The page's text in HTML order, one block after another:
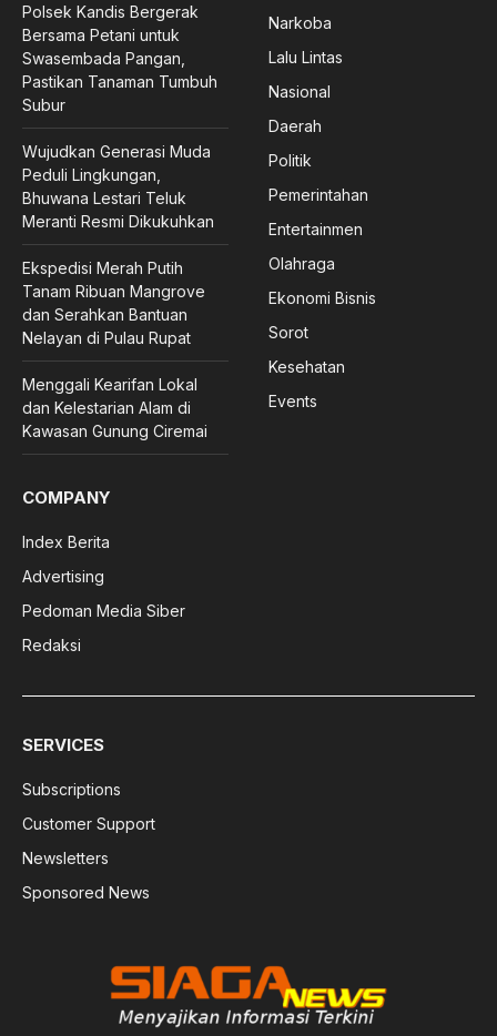
Polsek Kandis Bergerak
Bersama Petani untuk
Swasembada Pangan,
Pastikan Tanaman Tumbuh
Subur
Wujudkan Generasi Muda
Peduli Lingkungan,
Bhuwana Lestari Teluk
Meranti Resmi Dikukuhkan
Ekspedisi Merah Putih
Tanam Ribuan Mangrove
dan Serahkan Bantuan
Nelayan di Pulau Rupat
Menggali Kearifan Lokal
dan Kelestarian Alam di
Kawasan Gunung Ciremai
Narkoba
Lalu Lintas
Nasional
Daerah
Politik
Pemerintahan
Entertainmen
Olahraga
Ekonomi Bisnis
Sorot
Kesehatan
Events
COMPANY
Index Berita
Advertising
Pedoman Media Siber
Redaksi
SERVICES
Subscriptions
Customer Support
Newsletters
Sponsored News